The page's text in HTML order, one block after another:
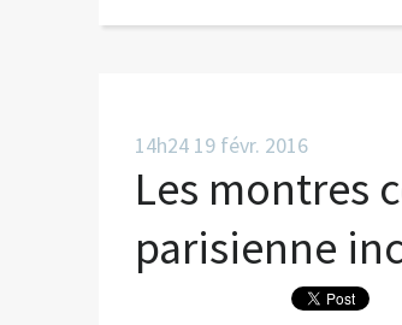
14h24 19 févr. 2016
Les montres
parisienne